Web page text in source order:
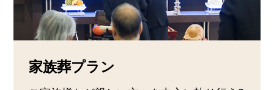
家族葬プラン